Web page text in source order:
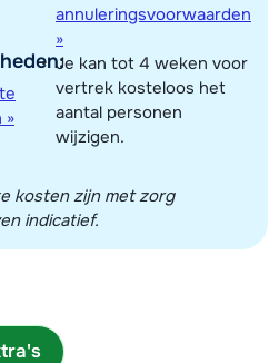
»
annuleringsvoorwaarden
»
Je kan tot 4 weken voor
vertrek kosteloos het
aantal personen
wijzigen.
kosten zijn met zorg
indicatief.